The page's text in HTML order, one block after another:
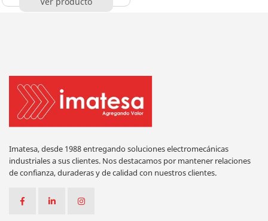
Imatesa, desde 1988 entregando soluciones electromecánicas
industriales a sus clientes. Nos destacamos por mantener relaciones
de confianza, duraderas y de calidad con nuestros clientes.